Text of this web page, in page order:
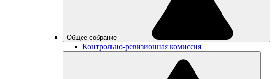
Общее собрание
Контрольно-ревизионная комиссия